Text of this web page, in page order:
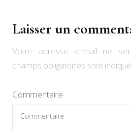
Laisser un
Votre adresse e-mail ne
champs obligatoires sont
Commentaire